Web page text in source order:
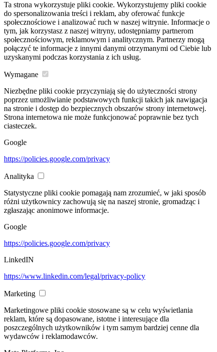
Ta strona wykorzystuje pliki cookie. Wykorzystujemy pliki cookie
do spersonalizowania treści i reklam, aby oferować funkcje
społecznościowe i analizować ruch w naszej witrynie. Informacje o
tym, jak korzystasz z naszej witryny, udostępniamy partnerom
społecznościowym, reklamowym i analitycznym. Partnerzy mogą
połączyć te informacje z innymi danymi otrzymanymi od Ciebie lub
uzyskanymi podczas korzystania z ich usług.
Wymagane
Niezbędne pliki cookie przyczyniają się do użyteczności strony
poprzez umożliwianie podstawowych funkcji takich jak nawigacja
na stronie i dostęp do bezpiecznych obszarów strony internetowej.
Strona internetowa nie może funkcjonować poprawnie bez tych
ciasteczek.
Google
https://policies.google.com/privacy
Analityka
Statystyczne pliki cookie pomagają nam zrozumieć, w jaki sposób
różni użytkownicy zachowują się na naszej stronie, gromadząc i
zgłaszając anonimowe informacje.
Google
https://policies.google.com/privacy
LinkedIN
https://www.linkedin.com/legal/privacy-policy
Marketing
Marketingowe pliki cookie stosowane są w celu wyświetlania
reklam, które są dopasowane, istotne i interesujące dla
poszczególnych użytkowników i tym samym bardziej cenne dla
wydawców i reklamodawców.